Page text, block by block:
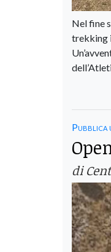
Nel fine
trekking
di